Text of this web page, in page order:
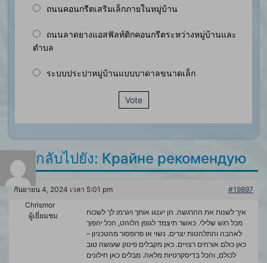
ถนนคอนกรีตเสริมเล็กภายในหมู่บ้าน
ถนนลาดยางแอสฟัลท์ติกคอนกรีตระหว่างหมู่บ้านและ
ตำบล
ระบบประปาหมู่บ้านแบบบาดาลขนาดเล็ก
Vote
ตอบกลับไปยัง: Крайне рекомендую
กันยายน 4, 2024 เวลา 5:01 pm
#19897
Chrismor
ผู้เยี่ยมชม
איך לשנות את ההרגשה. הן יענגו אותך ויגרמו לך לשכוח
מכל רגש שלילי. כאשר תיצמד לגופן הלוהט, הכל יהפוך
לאהבה והתלהטות יצרים. נשוי או פרופסור מהטכניון –
כאן כולם אורחים רצויים. כאן מקבלים פינוק שעושה טוב
לכולם, והכל בדיסקרטיות מלאה. מבלים כאן חילונים